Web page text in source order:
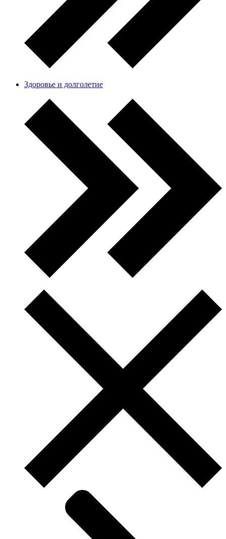
Здоровье и долголетие